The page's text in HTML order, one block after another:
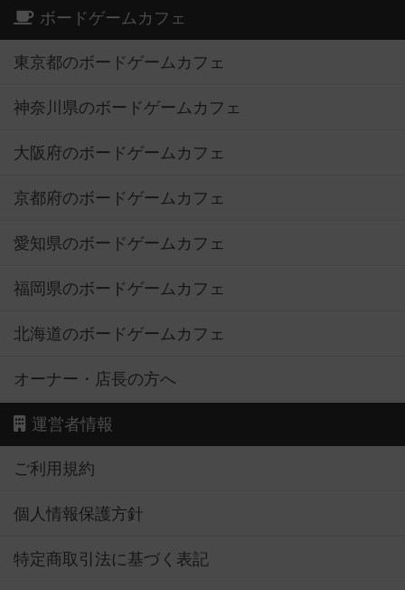
ボードゲームカフェ
東京都のボードゲームカフェ
神奈川県のボードゲームカフェ
大阪府のボードゲームカフェ
京都府のボードゲームカフェ
愛知県のボードゲームカフェ
福岡県のボードゲームカフェ
北海道のボードゲームカフェ
オーナー・店長の方へ
運営者情報
ご利用規約
個人情報保護方針
特定商取引法に基づく表記